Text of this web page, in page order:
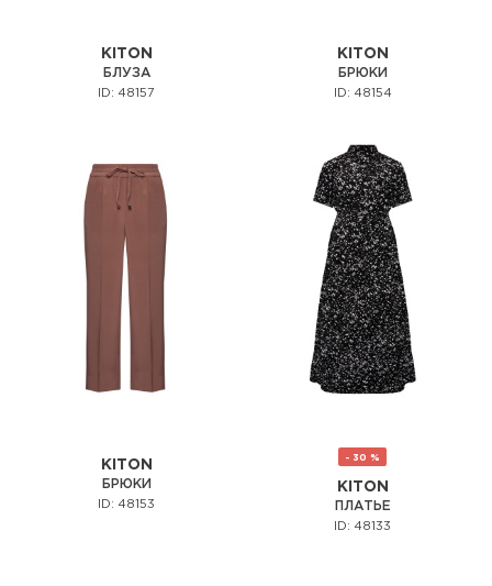
KITON
БЛУЗА
ID: 48157
KITON
БРЮКИ
ID: 48154
KITON
БРЮКИ
ID: 48153
- 30 %
KITON
ПЛАТЬЕ
ID: 48133